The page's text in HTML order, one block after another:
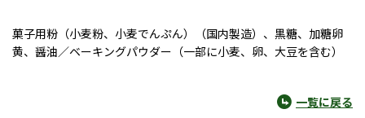
菓子用粉（小麦粉、小麦でんぷん）（国内製造）、黒糖、加糖卵
黄、醤油／ベーキングパウダー（一部に小麦、卵、大豆を含む）
一覧に戻る